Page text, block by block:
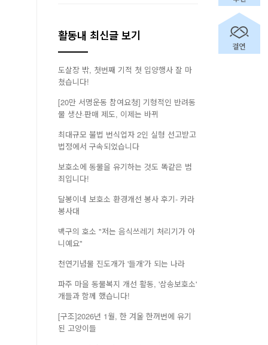
활동내 최신글 보기
도살장 밖, 첫번째 기적 첫 입양행사 잘 마
쳤습니다!
[20만 서명운동 참여요청] 기형적인 반려동
물 생산·판매 제도, 이제는 바뀌
최대규모 불법 번식업자 2인 실형 선고받고
법정에서 구속되었습니다
보호소에 동물을 유기하는 것도 똑같은 범
죄입니다!
달봉이네 보호소 환경개선 봉사 후기- 카라
봉사대
백구의 호소 "저는 음식쓰레기 처리기가 아
니예요"
천연기념물 진도개가 '들개'가 되는 나라
파주 마을 동물복지 개선 활동, '삼송보호소'
개들과 함께 했습니다!
[구조]2026년 1월, 한 겨울 한꺼번에 유기
된 고양이들